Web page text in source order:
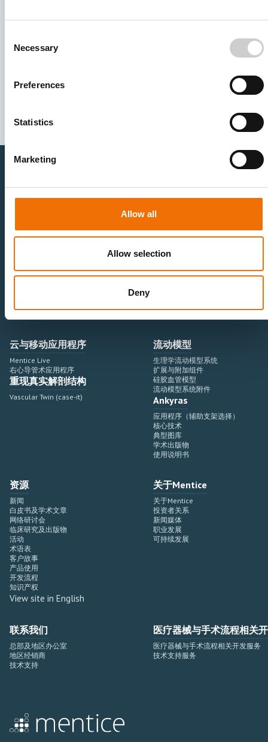
Selection
Necessary
Preferences
Statistics
Marketing
Allow all
Allow selection
Deny
I agree to allow Mentice to store and process my personal
data. See our
for details or to opt-out at any
外周血管领域
产品使用
研究与开发
销售与市场营销
专业教育
开发流程
血管造影设备集成 虚拟模拟
云与移动应用程序
Mentice Live
右心导管术应用程序
重现真实解剖结构
Vascular Twin (case-it)
流动模型
生理学流动模型系统
扩展与附加组件
硅胶血管模型
流动模型系统附件
Ankyras
应用程序（辅助支架选择）
核心技术
典型图库
学术出版物
使用说明书
资源
新闻
白皮书及学术文章
网络研讨会
临床研究及出版物
活动
术语表
客户故事
产品使用
开发流程
知识产权
View site in English
关于Mentice
关于Mentice
投资者关系
新闻媒体
职业发展
可持续发展
联系我们
总部及地区办公室
地区经销商
技术支持
医疗器械与手术流程相关
医疗器械与手术流程相关开发服务
技术支持服务